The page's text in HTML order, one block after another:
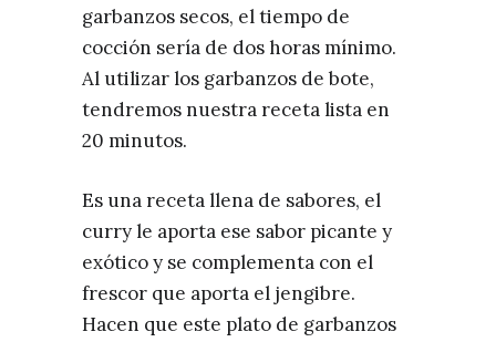
garbanzos secos, el tiempo de
cocción sería de dos horas mínimo.
Al utilizar los garbanzos de bote,
tendremos nuestra receta lista en
20 minutos.
Es una receta llena de sabores, el
curry le aporta ese sabor picante y
exótico y se complementa con el
frescor que aporta el jengibre.
Hacen que este plato de garbanzos